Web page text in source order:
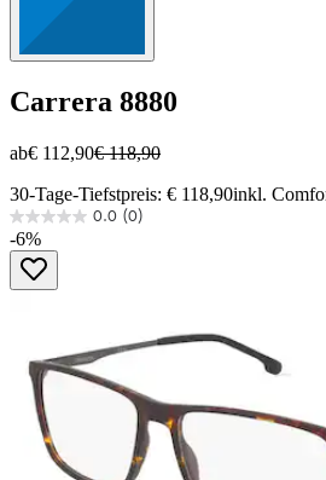
Carrera 8880
ab€ 112,90€ 118,90
30-Tage-Tiefstpreis: € 118,90inkl.
0.0 (0)
0.0
von
Sternen.
-6%